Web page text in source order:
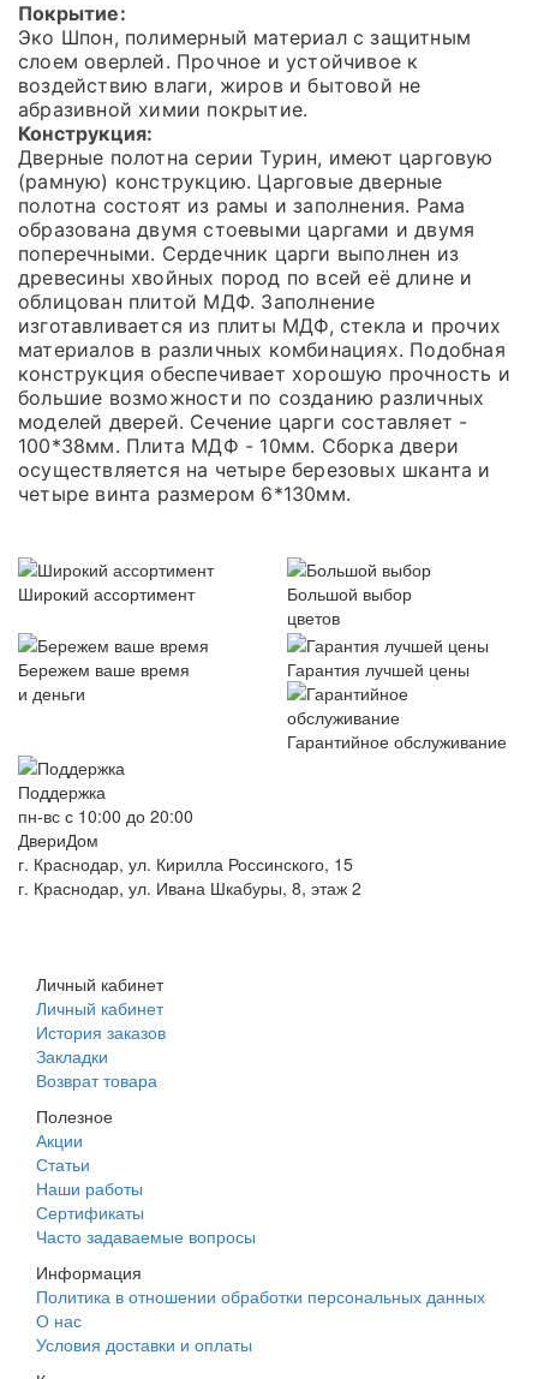
Покрытие:
Эко Шпон, полимерный материал с защитным
слоем оверлей. Прочное и устойчивое к
воздействию влаги, жиров и бытовой не
абразивной химии покрытие.
Конструкция:
Дверные полотна серии Турин, имеют царговую
(рамную) конструкцию. Царговые дверные
полотна состоят из рамы и заполнения. Рама
образована двумя стоевыми царгами и двумя
поперечными. Сердечник царги выполнен из
древесины хвойных пород по всей её длине и
облицован плитой МДФ. Заполнение
изготавливается из плиты МДФ, стекла и прочих
материалов в различных комбинациях. Подобная
конструкция обеспечивает хорошую прочность и
большие возможности по созданию различных
моделей дверей. Сечение царги составляет -
100*38мм. Плита МДФ - 10мм. Сборка двери
осуществляется на четыре березовых шканта и
четыре винта размером 6*130мм.
Широкий ассортимент
Большой выбор
цветов
Бережем ваше время
и деньги
Гарантия лучшей цены
Гарантийное обслуживание
Поддержка
пн-вс с 10:00 до 20:00
ДвериДом
г. Краснодар, ул. Кирилла Россинского, 15
г. Краснодар, ул. Ивана Шкабуры, 8, этаж 2
Личный кабинет
Личный кабинет
История заказов
Закладки
Возврат товара
Полезное
Акции
Статьи
Наши работы
Сертификаты
Часто задаваемые вопросы
Информация
Политика в отношении обработки персональных данных
О нас
Условия доставки и оплаты